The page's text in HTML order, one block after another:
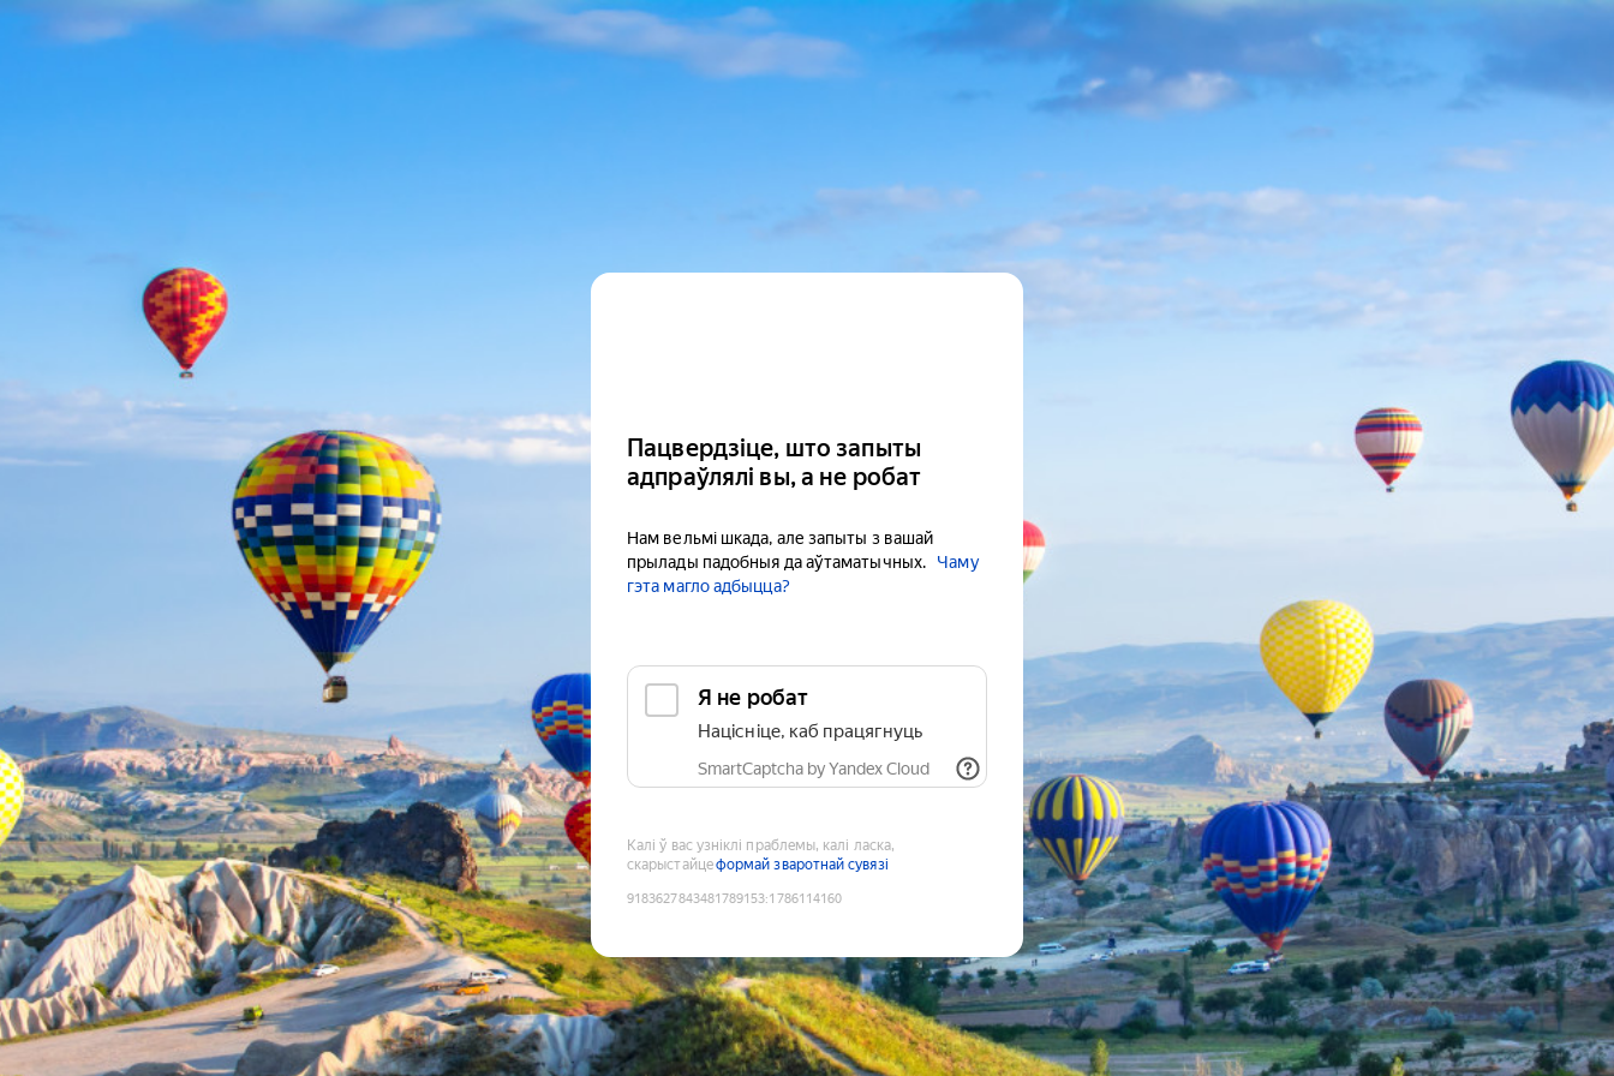
Пацвердзіце, што запыты
адпраўлялі вы, а не робат
Нам вельмі шкада, але запыты з вашай
прылады падобныя да аўтаматычных.
Чаму
гэта магло адбыцца?
Я не робат
Націсніце, каб працягнуць
SmartCaptcha by Yandex Cloud
Калі ў вас узніклі праблемы, калі ласка,
скарыстайцеформай зваротнай сувязі
9183627843481789153:1786114160